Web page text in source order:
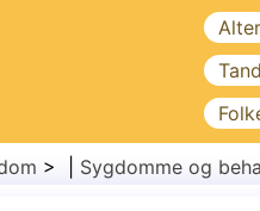
> | Sygdomme og